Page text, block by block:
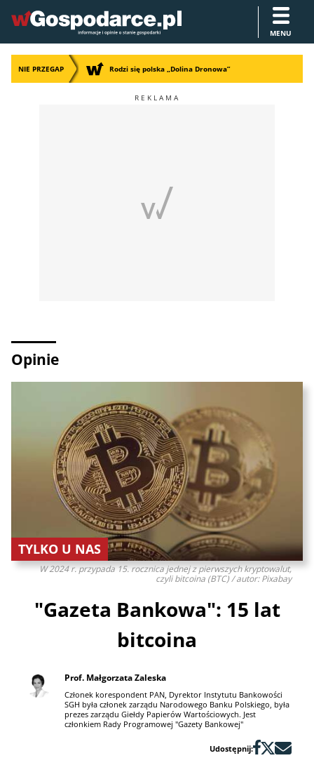
MENU
NIE PRZEGAP Rodzi się polska „Dolina Dronowa”
Opinie
W 2024 r. przypada 15. rocznica jednej z pierwszych kryptowalut,
czyli bitcoina (BTC) / autor: Pixabay
TYLKO U NAS
"Gazeta Bankowa": 15 lat
bitcoina
Prof. Małgorzata Zaleska
Członek korespondent PAN, Dyrektor Instytutu Bankowości
SGH była członek zarządu Narodowego Banku Polskiego, była
prezes zarządu Giełdy Papierów Wartościowych. Jest
członkiem Rady Programowej "Gazety Bankowej"
Udostępnij: